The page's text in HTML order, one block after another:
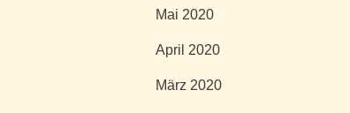
Mai 2020
April 2020
März 2020